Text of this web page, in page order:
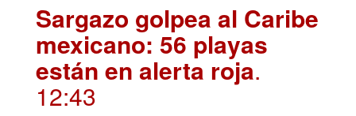
Sargazo golpea al Caribe
mexicano: 56 playas
están en alerta roja.
12:43